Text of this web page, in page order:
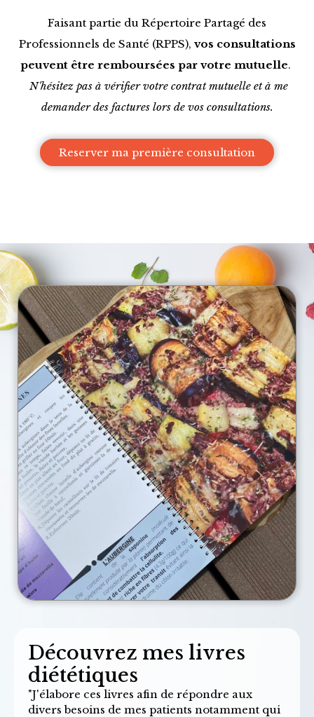
Faisant partie du Répertoire Partagé des
Professionnels de Santé (RPPS), vos consultations
peuvent être remboursées par votre mutuelle.
N'hésitez pas à vérifier votre contrat mutuelle et à me
demander des factures lors de vos consultations.
Reserver ma première consultation
Découvrez mes livres
diététiques
"J'élabore ces livres afin de répondre aux
divers besoins de mes patients notamment qui